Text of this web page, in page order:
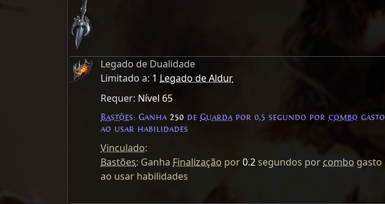
Legado de Dualidade
Limitado a: 1 Legado de Aldur
Requer: Nível 65
Bastões: Ganha 250 de Guarda por 0,5 segundo por combo gasto
ao usar habilidades
Vinculado:
Bastões: Ganha Finalização por0.2segundos por combo gasto
ao usar habilidades